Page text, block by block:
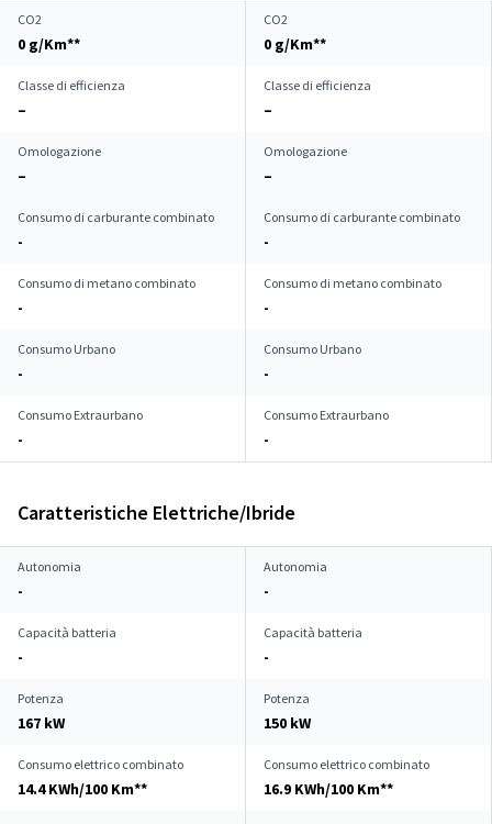
CO2
0 g/Km**
CO2
0 g/Km**
Classe di efficienza
–
Classe di efficienza
–
Omologazione
–
Omologazione
–
Consumo di carburante combinato
-
Consumo di carburante combinato
-
Consumo di metano combinato
-
Consumo di metano combinato
-
Consumo Urbano
-
Consumo Urbano
-
Consumo Extraurbano
-
Consumo Extraurbano
-
Caratteristiche Elettriche/Ibride
Autonomia
-
Autonomia
-
Capacità batteria
-
Capacità batteria
-
Potenza
167 kW
Potenza
150 kW
Consumo elettrico combinato
14.4 KWh/100 Km**
Consumo elettrico combinato
16.9 KWh/100 Km**